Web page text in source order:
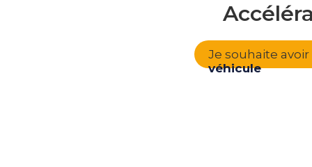
Je souhaite
véhicule